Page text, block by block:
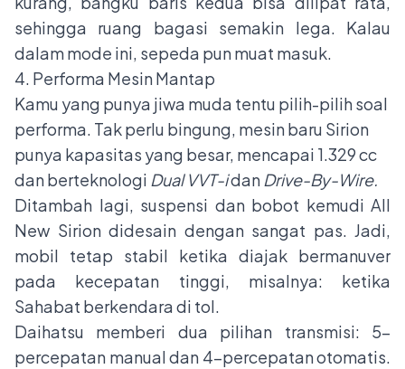
sehingga ruang bagasi semakin lega. Kalau
dalam mode ini, sepeda pun muat masuk.
4. Performa Mesin Mantap
Kamu yang punya jiwa muda tentu pilih-pilih soal
performa. Tak perlu bingung, mesin baru Sirion
punya kapasitas yang besar, mencapai 1.329 cc
dan berteknologi Dual VVT-idan Drive-By-Wire.
Ditambah lagi, suspensi dan bobot kemudi All
New Sirion didesain dengan sangat pas. Jadi,
mobil tetap stabil ketika diajak bermanuver
pada kecepatan tinggi, misalnya: ketika
Sahabat berkendara di tol.
Daihatsu memberi dua pilihan transmisi: 5-
percepatan manual dan 4-percepatan otomatis.